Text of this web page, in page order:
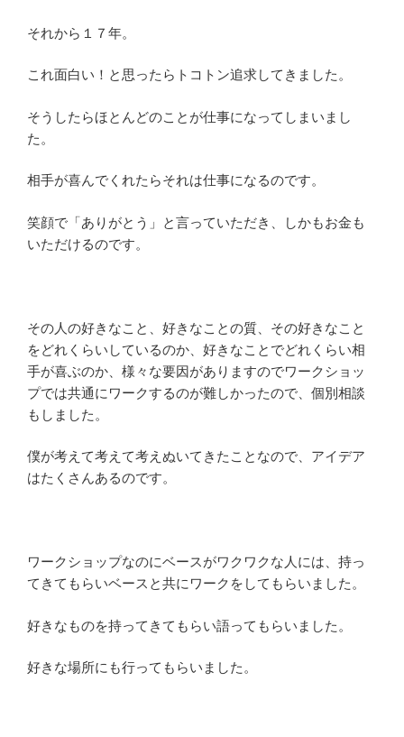
それから１７年。
これ面白い！と思ったらトコトン追求してきました。
そうしたらほとんどのことが仕事になってしまいまし
た。
相手が喜んでくれたらそれは仕事になるのです。
笑顔で「ありがとう」と言っていただき、しかもお金も
いただけるのです。
その人の好きなこと、好きなことの質、その好きなこと
をどれくらいしているのか、好きなことでどれくらい相
手が喜ぶのか、様々な要因がありますのでワークショッ
プでは共通にワークするのが難しかったので、個別相談
もしました。
僕が考えて考えて考えぬいてきたことなので、アイデア
はたくさんあるのです。
ワークショップなのにベースがワクワクな人には、持っ
てきてもらいベースと共にワークをしてもらいました。
好きなものを持ってきてもらい語ってもらいました。
好きな場所にも行ってもらいました。